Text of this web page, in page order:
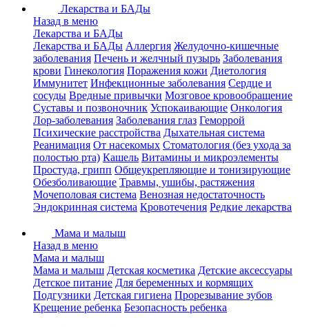
Лекарства и БАДы
Назад в меню
Лекарства и БАДы
Лекарства и БАДы Аллергия Желудочно-кишечные
заболевания Печень и желчный пузырь Заболевания
крови Гинекология Поражения кожи Диетология
Иммунитет Инфекционные заболевания Сердце и
сосуды Вредные привычки Мозговое кровообращение
Суставы и позвоночник Успокаивающие Онкология
Лор-заболевания Заболевания глаз Геморрой
Психические расстройства Дыхательная система
Реанимация От насекомых Стоматология (без ухода за
полостью рта) Кашель Витамины и микроэлементы
Простуда, грипп Общеукрепляющие и тонизирующие
Обезболивающие Травмы, ушибы, растяжения
Мочеполовая система Венозная недостаточность
Эндокринная система Кровотечения Редкие лекарства
Мама и малыш
Назад в меню
Мама и малыш
Мама и малыш Детская косметика Детские аксессуары
Детское питание Для беременных и кормящих
Подгузники Детская гигиена Прорезывание зубов
Крещение ребенка Безопасность ребенка